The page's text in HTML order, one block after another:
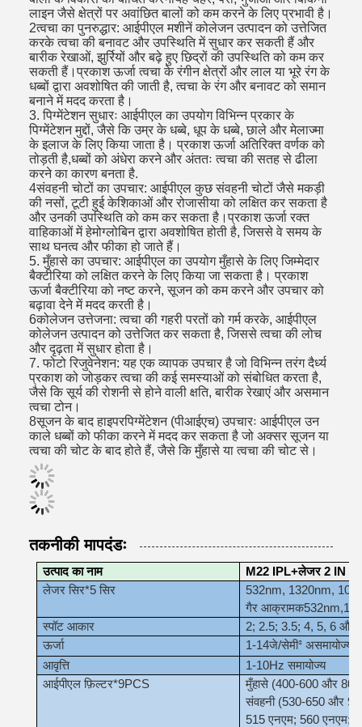
लाइन जैसे क्षेत्रों पर अवांछित बालों को कम करने के लिए प्रभावी है।
2त्वचा का पुनरुद्धार: आईपीएल मशीनें कोलेजन उत्पादन को उत्तेजित
करके त्वचा की बनावट और उपस्थिति में सुधार कर सकती हैं और
बारीक रेखाओं, झुर्रियों और बढ़े हुए छिद्रों की उपस्थिति को कम कर
सकती हैं।प्रकाश ऊर्जा त्वचा के रंगीन क्षेत्रों और लाल या भूरे रंग के
धब्बों द्वारा अवशोषित की जाती है, त्वचा के रंग और बनावट को समान
बनाने में मदद करता है।
3. पिग्मेंटेशन सुधारः आईपीएल का उपयोग विभिन्न प्रकार के
पिग्मेंटेशन मुद्दों, जैसे कि उम्र के धब्बे, धूप के धब्बे, छाले और मेलाज्मा
के इलाज के लिए किया जाता है। प्रकाश ऊर्जा अतिरिक्त वर्णक को
तोड़ती है,धब्बों को अंधेरा करने और अंततः त्वचा की सतह से ढीला
करने का कारण बनता है.
4संवहनी चोटों का उपचार: आईपीएल कुछ संवहनी चोटों जैसे मकड़ी
की नसों, टूटी हुई केशिकाओं और रोजासीया को लक्षित कर सकता है
और उनकी उपस्थिति को कम कर सकता है।प्रकाश ऊर्जा रक्त
वाहिकाओं में हेमोग्लोबिन द्वारा अवशोषित होती है, जिससे वे समय के
साथ घनत्व और फीका हो जाते हैं।
5. मुँहासे का उपचार: आईपीएल का उपयोग मुँहासे के लिए जिम्मेदार
बैक्टीरिया को लक्षित करने के लिए किया जा सकता है। प्रकाश
ऊर्जा बैक्टीरिया को नष्ट करने, सूजन को कम करने और उपचार को
बढ़ावा देने में मदद करती है।
6कोलेजन उत्तेजना: त्वचा की गहरी परतों को गर्म करके, आईपीएल
कोलेजन उत्पादन को उत्तेजित कर सकता है, जिससे त्वचा की लोच
और दृढ़ता में सुधार होता है।
7. फोटो रिजुवेनेशन: यह एक व्यापक उपचार है जो विभिन्न तरंग दैर्ध्य
प्रकाश को जोड़कर त्वचा की कई समस्याओं को संबोधित करता है,
जैसे कि सूर्य की रोशनी से होने वाली क्षति, बारीक रेखाएं और असमान
त्वचा टोन।
8सूजन के बाद हाइपरपिग्मेंटेशन (पीआईएच) उपचारः आईपीएल उन
काले धब्बों को फीका करने में मदद कर सकता है जो अक्सर सूजन या
त्वचा की चोट के बाद होते हैं, जैसे कि मुँहासे या त्वचा की चोट से।
तकनीकी मापदंडः
उत्पाद का नाम
M22 IPL+लेजर 2 IN 1
लेजर सिर*5 सिर
532nm, 1320nm,
गैर आक्रामक532nm,
स्पॉट आकार
2; 2.5; 3.5; 4, 5, 6 और 8
ऊर्जा
1-14जे/सेमी² असमायोज्य
आवृत्ति
1-10Hz समायोज्य
आईपीएल फ़िल्टर*9PCS
मुँहासे (400-600 और
संवहनी (530-650 और
515 एनएम; 560 एनएम;